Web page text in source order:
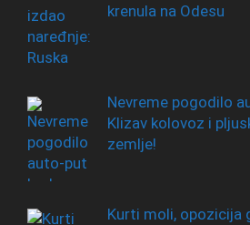
krenula na Odesu
Nevreme pogodilo
Klizav kolovoz i
zemlje!
Kurti moli, opozicija